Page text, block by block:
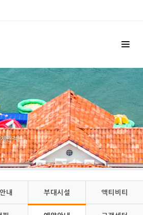
견적
내 부대시설 액티비티
케치북5